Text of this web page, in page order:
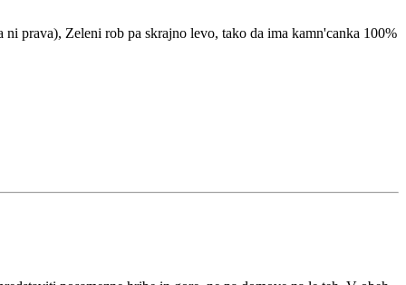
prava), Zeleni rob pa skrajno levo, tako da ima kamn'canka 100%